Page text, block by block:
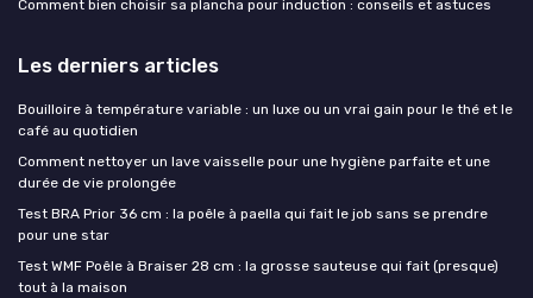
Comment bien choisir sa plancha pour induction : conseils et astuces
Les derniers articles
Bouilloire à température variable : un luxe ou un vrai gain pour le thé et le
café au quotidien
Comment nettoyer un lave vaisselle pour une hygiène parfaite et une
durée de vie prolongée
Test BRA Prior 36 cm : la poêle à paella qui fait le job sans se prendre
pour une star
Test WMF Poêle à Braiser 28 cm : la grosse sauteuse qui fait (presque)
tout à la maison